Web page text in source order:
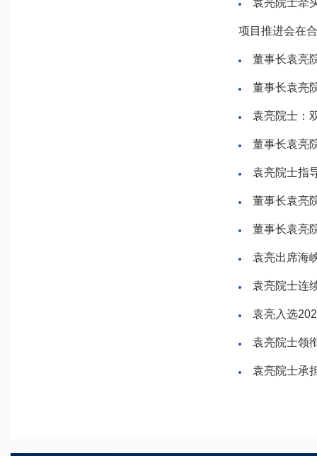
袁亮院士牵
项目推进会在
董事长袁亮
董事长袁亮
袁亮院士：
董事长袁亮
袁亮院士指
董事长袁亮
董事长袁亮
袁亮出席海
袁亮院士连
袁亮入选
袁亮院士领
袁亮院士承